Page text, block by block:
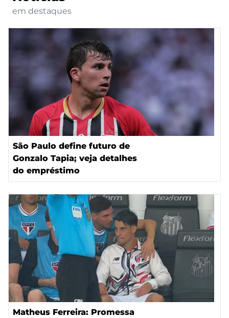
em destaques
São Paulo define futuro de
Gonzalo Tapia; veja detalhes
do empréstimo
Matheus Ferreira: Promessa